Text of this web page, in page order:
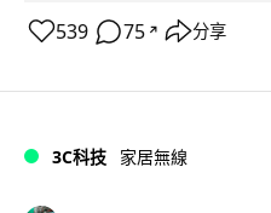
539 75 ↗ 分享
3C科技 家居無線